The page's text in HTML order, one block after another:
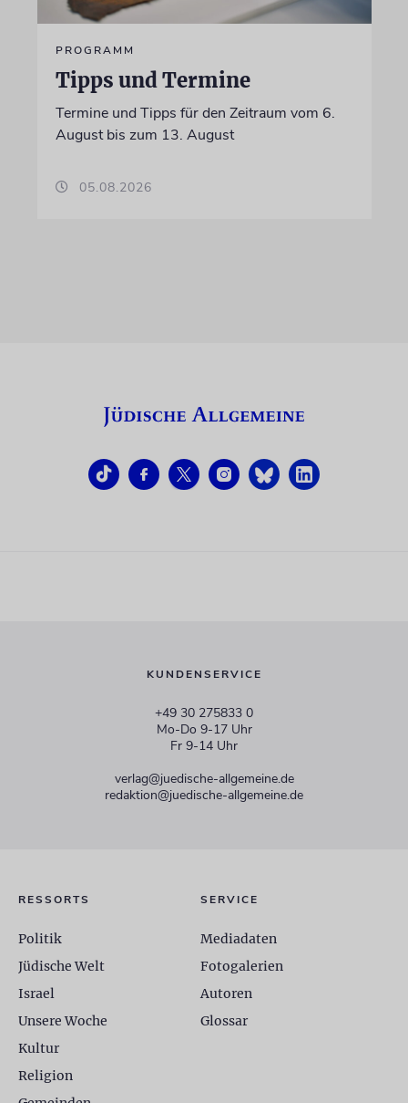
PROGRAMM
Tipps und Termine
Termine und Tipps für den Zeitraum vom 6.
August bis zum 13. August
05.08.2026
KUNDENSERVICE
+49 30 275833 0
Mo-Do 9-17 Uhr
Fr 9-14 Uhr
verlag@juedische-allgemeine.de
redaktion@juedische-allgemeine.de
RESSORTS
Politik
Jüdische Welt
Israel
Unsere Woche
Kultur
Religion
SERVICE
Mediadaten
Fotogalerien
Autoren
Glossar